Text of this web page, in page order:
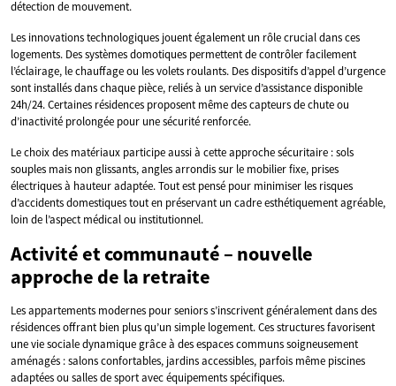
détection de mouvement.
Les innovations technologiques jouent également un rôle crucial dans ces
logements. Des systèmes domotiques permettent de contrôler facilement
l’éclairage, le chauffage ou les volets roulants. Des dispositifs d’appel d’urgence
sont installés dans chaque pièce, reliés à un service d’assistance disponible
24h/24. Certaines résidences proposent même des capteurs de chute ou
d’inactivité prolongée pour une sécurité renforcée.
Le choix des matériaux participe aussi à cette approche sécuritaire : sols
souples mais non glissants, angles arrondis sur le mobilier fixe, prises
électriques à hauteur adaptée. Tout est pensé pour minimiser les risques
d’accidents domestiques tout en préservant un cadre esthétiquement agréable,
loin de l’aspect médical ou institutionnel.
Activité et communauté – nouvelle
approche de la retraite
Les appartements modernes pour seniors s’inscrivent généralement dans des
résidences offrant bien plus qu’un simple logement. Ces structures favorisent
une vie sociale dynamique grâce à des espaces communs soigneusement
aménagés : salons confortables, jardins accessibles, parfois même piscines
adaptées ou salles de sport avec équipements spécifiques.